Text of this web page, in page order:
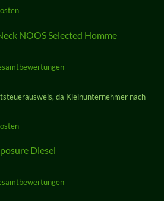
NOOS Selected Homme
da Kleinunternehmer nach
Diesel